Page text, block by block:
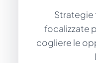
Strategie
focalizzate
cogliere le